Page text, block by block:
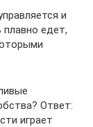
и
едет,
Ответ:
играет